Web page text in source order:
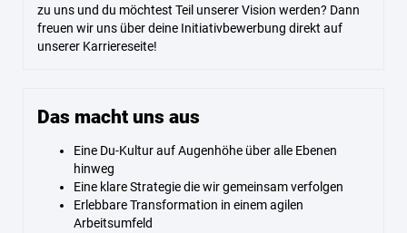
zu uns und du möchtest Teil unserer Vision werden? Dann
freuen wir uns über deine Initiativbewerbung direkt auf
unserer Karriereseite!
Das macht uns aus
Eine Du-Kultur auf Augenhöhe über alle Ebenen
hinweg
Eine klare Strategie die wir gemeinsam verfolgen
Erlebbare Transformation in einem agilen
Arbeitsumfeld